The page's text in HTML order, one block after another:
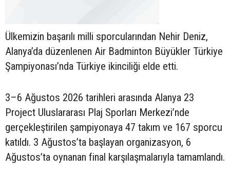
Ülkemizin başarılı milli sporcularından Nehir Deniz,
Alanya’da düzenlenen Air Badminton Büyükler Türkiye
Şampiyonası’nda Türkiye ikinciliği elde etti.
3–6 Ağustos 2026 tarihleri arasında Alanya 23
Project Uluslararası Plaj Sporları Merkezi’nde
gerçekleştirilen şampiyonaya 47 takım ve 167 sporcu
katıldı. 3 Ağustos’ta başlayan organizasyon, 6
Ağustos’ta oynanan final karşılaşmalarıyla tamamlandı.